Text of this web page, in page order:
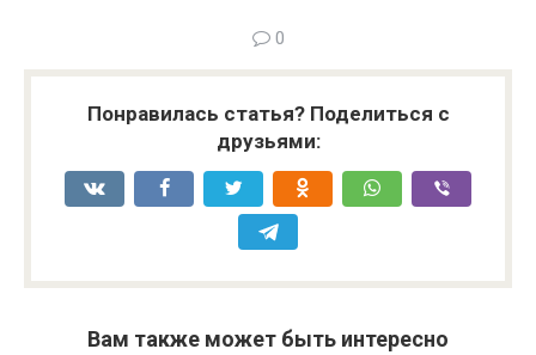
0
Понравилась статья? Поделиться с
друзьями:
Вам также может быть интересно